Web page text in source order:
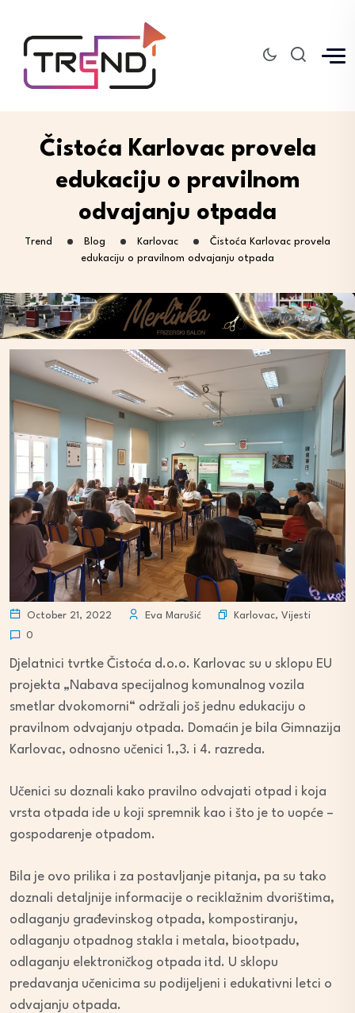
Čistoća Karlovac provela
edukaciju o pravilnom
odvajanju otpada
Trend Blog Karlovac
Čistoća Karlovac provela
edukaciju o pravilnom odvajanju otpada
October 21, 2022 Eva Marušić Karlovac, Vijesti
0
Djelatnici tvrtke Čistoća d.o.o. Karlovac su u sklopu EU
projekta „Nabava specijalnog komunalnog vozila
smetlar dvokomorni“ održali još jednu edukaciju o
pravilnom odvajanju otpada. Domaćin je bila Gimnazija
Karlovac, odnosno učenici 1.,3. i 4. razreda.
Učenici su doznali kako pravilno odvajati otpad i koja
vrsta otpada ide u koji spremnik kao i što je to uopće –
gospodarenje otpadom.
Bila je ovo prilika i za postavljanje pitanja, pa su tako
doznali detaljnije informacije o reciklažnim dvorištima,
odlaganju građevinskog otpada, kompostiranju,
odlaganju otpadnog stakla i metala, biootpadu,
odlaganju elektroničkog otpada itd. U sklopu
predavanja učenicima su podijeljeni i edukativni letci o
odvajanju otpada.